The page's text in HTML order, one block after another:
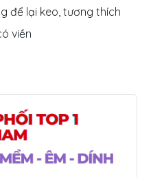
để lại keo, tương thích
viền